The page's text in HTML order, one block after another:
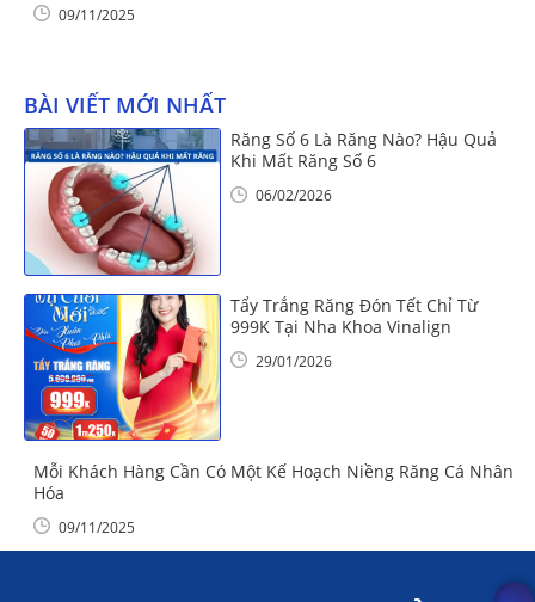
09/11/2025
BÀI VIẾT MỚI NHẤT
Răng Số 6 Là Răng Nào? Hậu Quả
Khi Mất Răng Số 6
06/02/2026
Tẩy Trắng Răng Đón Tết Chỉ Từ
999K Tại Nha Khoa Vinalign
29/01/2026
Mỗi Khách Hàng Cần Có Một Kế Hoạch Niềng Răng Cá Nhân
Hóa
09/11/2025